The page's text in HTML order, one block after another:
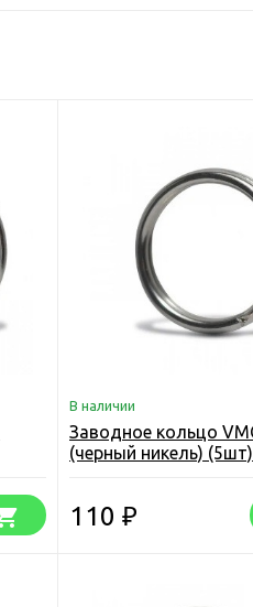
В наличии
Заводное кольцо
(черный никель) (5шт)
110 ₽